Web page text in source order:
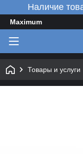
Наличие
Maximum
Товары и услуги